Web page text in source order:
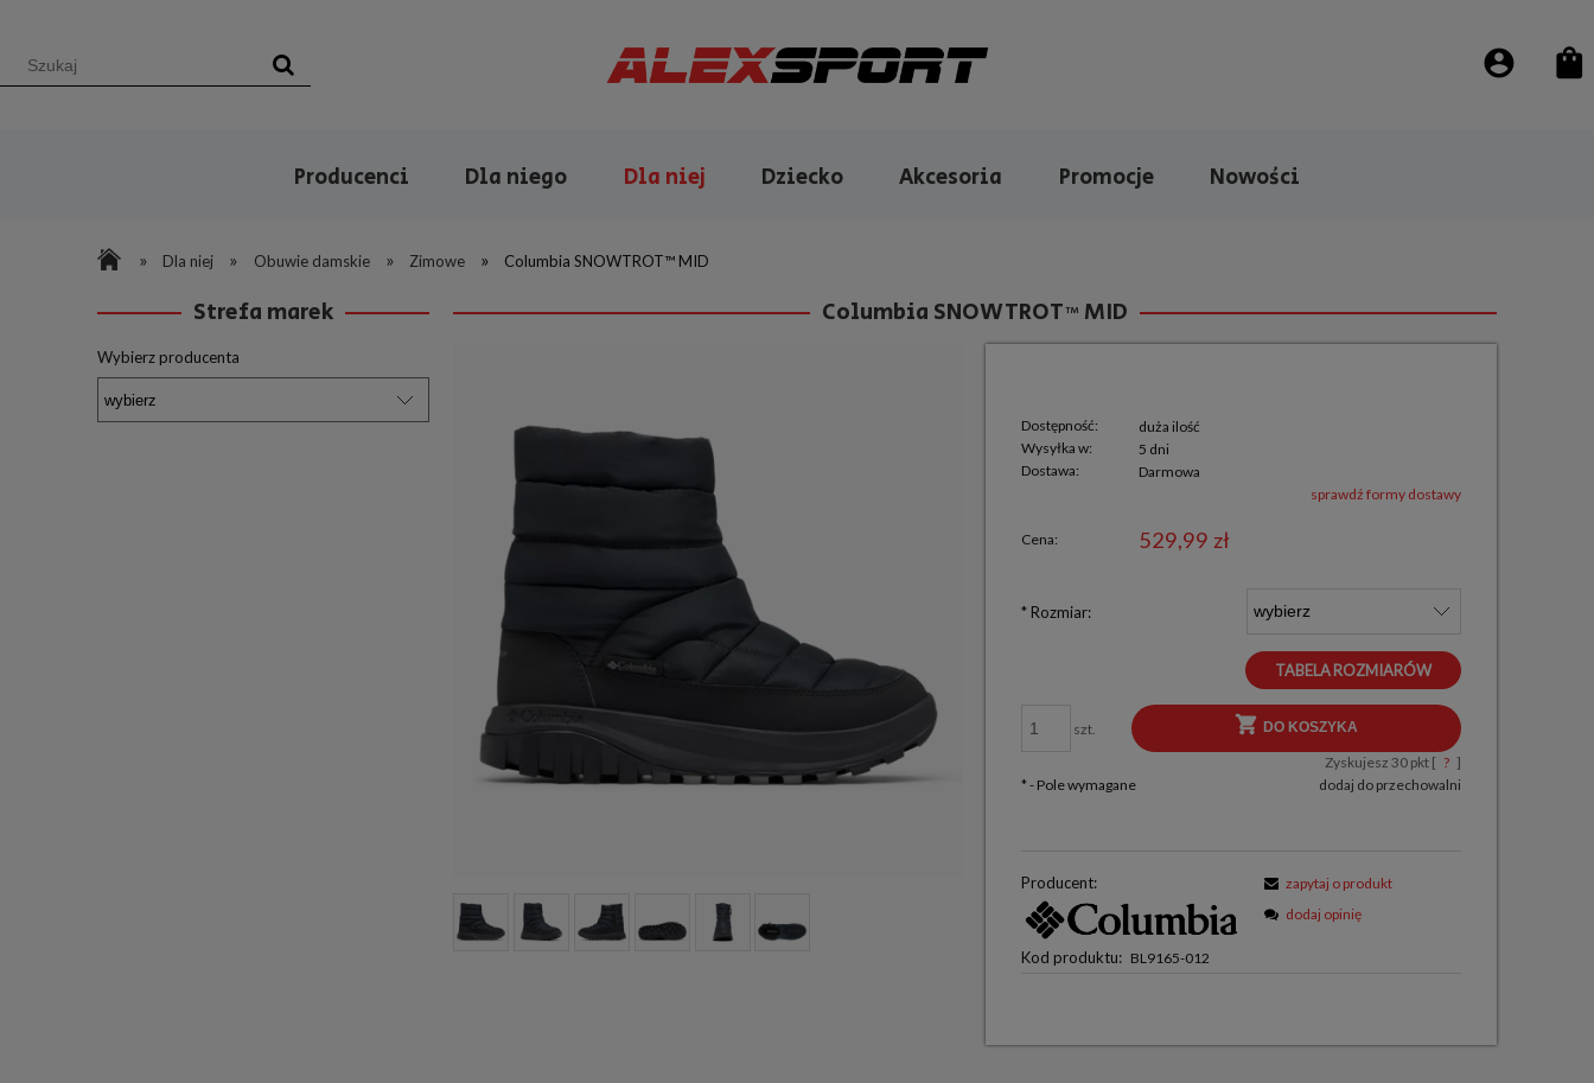
Producenci Dla niego Dla niej Dziecko Akcesoria Promocje Nowości
» Dla niej » Obuwie damskie » Zimowe » Columbia SNOWTROT™ MID
Strefa marek
Wybierz producenta
Columbia SNOWTROT™ MID
Dostępność:
duża ilość
Wysyłka w:
5 dni
Dostawa:
Darmowa
sprawdź formy dostawy
Cena: 529,99 zł
* Rozmiar:
TABELA ROZMIARÓW
szt. DO KOSZYKA
Zyskujesz 30pkt [ ? ]
dodaj do przechowalni
* - Pole wymagane
Producent:
Kod produktu: BL9165-012
zapytaj o produkt
dodaj opinię